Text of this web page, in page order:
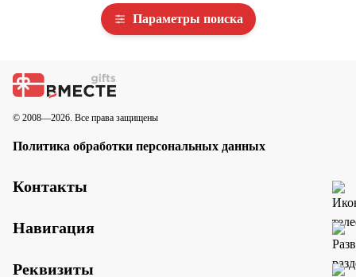
Параметры поиска
© 2008—2026. Все права защищены
Политика обработки персональных данных
Контакты
Навигация
Реквизиты